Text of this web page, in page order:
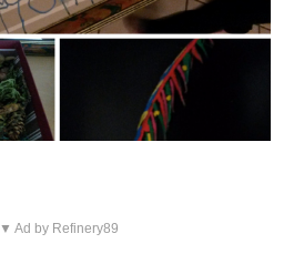
▼ Ad by Refinery89